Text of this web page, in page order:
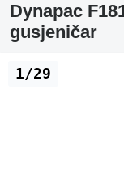
Dynapac
gusjeničar
1/29